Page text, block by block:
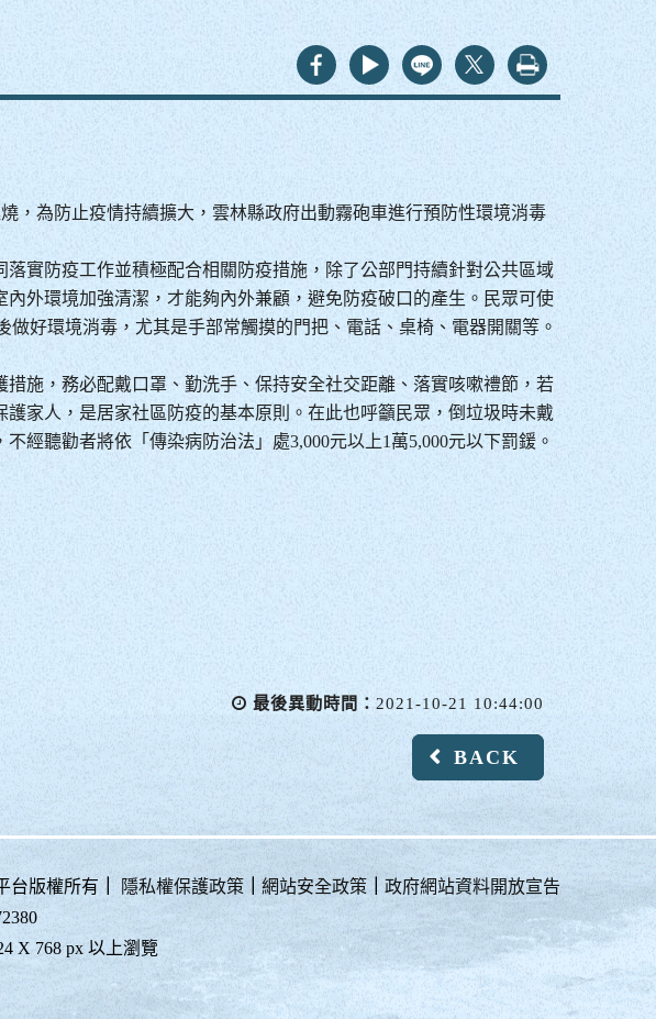
，為防止疫情持續擴大，雲林縣政府出動霧砲車進行預防性環境消毒
實防疫工作並積極配合相關防疫措施，除了公部門持續針對公共區域
外環境加強清潔，才能夠內外兼顧，避免防疫破口的產生。民眾可使
做好環境消毒，尤其是手部常觸摸的門把、電話、桌椅、電器開關等。
施，務必配戴口罩、勤洗手、保持安全社交距離、落實咳嗽禮節，若
家人，是居家社區防疫的基本原則。在此也呼籲民眾，倒垃圾時未戴
經聽勸者將依「傳染病防治法」處3,000元以上1萬5,000元以下罰鍰。
最後異動時間： 2021-10-21 10:44:00
BACK
台版權所有 隱私權保護政策 網站安全政策
政府網站資料開放宣告
X 768 px 以上瀏覽